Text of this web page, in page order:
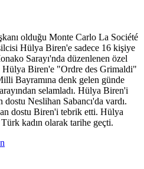
olduğu Monte Carlo La Société
Hülya Biren'e sadece 16 kişiye
Sarayı'nda düzenlenen özel
Hülya Biren'e "Ordre des Grimaldi"
Bayramına denk gelen günde
selamladı. Hülya Biren'i
Neslihan Sabancı'da vardı.
dostu Biren'i tebrik etti. Hülya
kadın olarak tarihe geçti.